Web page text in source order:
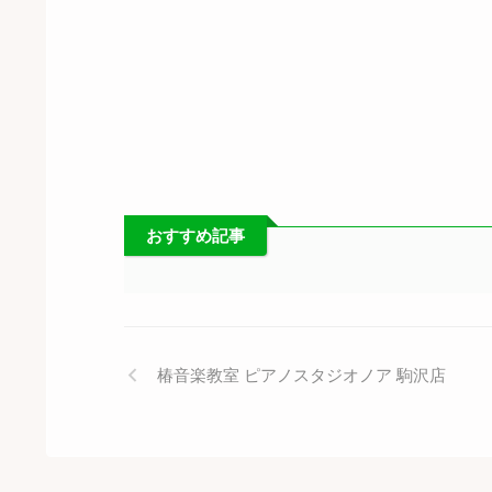
おすすめ記事
椿音楽教室 ピアノスタジオノア 駒沢店